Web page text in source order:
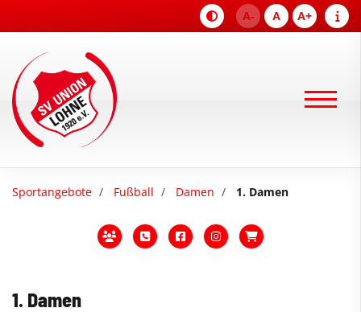
A- A A+
Sportangebote Fußball Damen 1. Damen
1. Damen